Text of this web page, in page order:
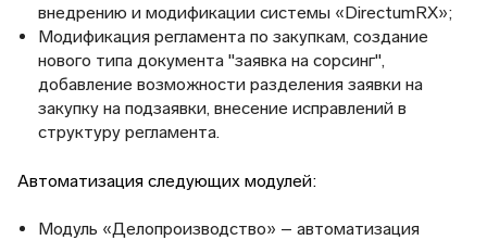
внедрению и модификации системы «DirectumRX»;
Модификация регламента по закупкам, создание
нового типа документа "заявка на сорсинг",
добавление возможности разделения заявки на
закупку на подзаявки, внесение исправлений в
структуру регламента.
Автоматизация следующих модулей:
Модуль «Делопроизводство» – автоматизация